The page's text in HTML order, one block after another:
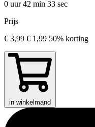
0 uur 42 min 33 sec
Prijs
€ 3,99 € 1,99 50% korting
in winkelmand